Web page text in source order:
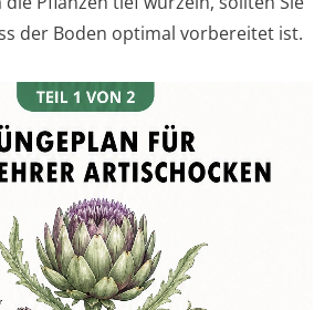
der Boden optimal vorbereitet ist.